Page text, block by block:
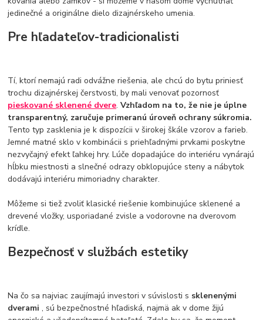
jedinečné a originálne dielo dizajnérskeho umenia.
Pre hľadateľov-tradicionalisti
Tí, ktorí nemajú radi odvážne riešenia, ale chcú do bytu priniesť
trochu dizajnérskej čerstvosti, by mali venovať pozornosť
pieskované sklenené dvere.Vzhľadom na to, že nie je úplne
transparentný, zaručuje primeranú úroveň ochrany súkromia.
Tento typ zasklenia je k dispozícii v širokej škále vzorov a farieb.
Jemné matné sklo v kombinácii s priehľadnými prvkami poskytne
nezvyčajný efekt ľahkej hry. Lúče dopadajúce do interiéru vynárajú
hĺbku miestnosti a slnečné odrazy obklopujúce steny a nábytok
dodávajú interiéru mimoriadny charakter.
Môžeme si tiež zvoliť klasické riešenie kombinujúce sklenené a
drevené vložky, usporiadané zvisle a vodorovne na dverovom
krídle.
Bezpečnosť v službách estetiky
Na čo sa najviac zaujímajú investori v súvislosti s sklenenými
dverami, sú bezpečnostné hľadiská, najmä ak v dome žijú